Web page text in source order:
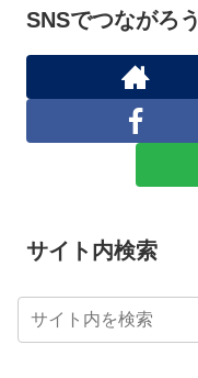
SNSでつながろう
サイト内検索